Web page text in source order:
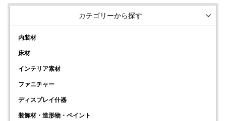
カテゴリーから探す
内装材
床材
インテリア素材
ファニチャー
ディスプレイ什器
装飾材・造形物・ペイント